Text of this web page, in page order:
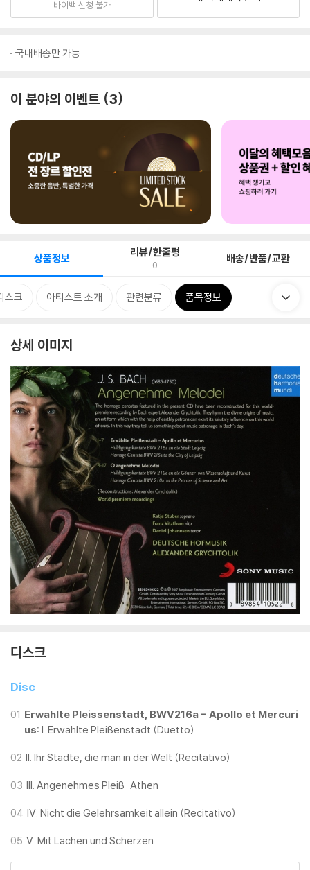
바이백 신청 불가
국내배송만 가능
이 분야의 이벤트 3
상품정보 리뷰/한줄평
0 배송/반품/교환
스크 아티스트 소개 관련분류 품목정보
상세 이미지
디스크
Disc
01 Erwahlte Pleissenstadt, BWV216a - Apollo et Mercuri
us: I. Erwahlte Pleißenstadt (Duetto)
02 II. Ihr Stadte, die man in der Welt (Recitativo)
03 III. Angenehmes Pleiß-Athen
04 IV. Nicht die Gelehrsamkeit allein (Recitativo)
05 V. Mit Lachen und Scherzen